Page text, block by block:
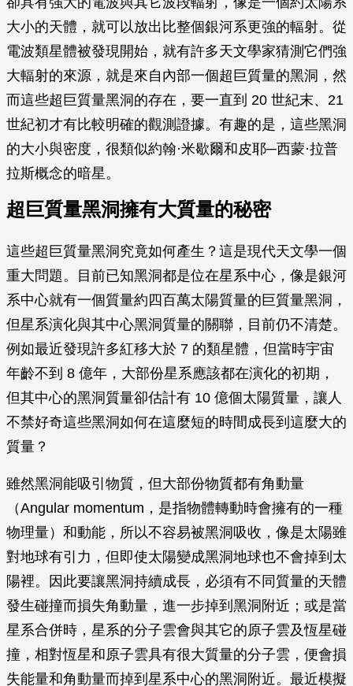
大小的天體，就可以放出比整個銀河系更強的輻射。從
電波類星體被發現開始，就有許多天文學家猜測它們強
大輻射的來源，就是來自內部一個超巨質量的黑洞，然
而這些超巨質量黑洞的存在，要一直到 20 世紀末、21
世紀初才有比較明確的觀測證據。有趣的是，這些黑洞
的大小與密度，很類似約翰·米歇爾和皮耶─西蒙·拉普
拉斯概念的暗星。
超巨質量黑洞擁有大質量的秘密
這些超巨質量黑洞究竟如何產生？這是現代天文學一個
重大問題。目前已知黑洞都是位在星系中心，像是銀河
系中心就有一個質量約四百萬太陽質量的巨質量黑洞，
但星系演化與其中心黑洞質量的關聯，目前仍不清楚。
例如最近發現許多紅移大於 7 的類星體，但當時宇宙
年齡不到 8 億年，大部份星系應該都在演化的初期，
但其中心的黑洞質量卻估計有 10 億個太陽質量，讓人
不禁好奇這些黑洞如何在這麼短的時間成長到這麼大的
質量？
雖然黑洞能吸引物質，但大部份物質都有角動量
（Angular momentum，是指物體轉動時會擁有的一種
物理量）和動能，所以不容易被黑洞吸收，像是太陽雖
對地球有引力，但即使太陽變成黑洞地球也不會掉到太
陽裡。因此要讓黑洞持續成長，必須有不同質量的天體
發生碰撞而損失角動量，進一步掉到黑洞附近；或是當
星系合併時，星系的分子雲會與其它的原子雲及恆星碰
撞，相對恆星和原子雲具有很大質量的分子雲，便會損
失能量和角動量而掉到星系中心的黑洞附近。最近模擬